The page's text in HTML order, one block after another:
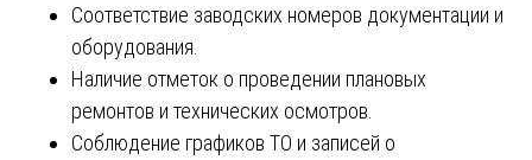
Соответствие заводских номеров документации и
оборудования.
Наличие отметок о проведении плановых
ремонтов и технических осмотров.
Соблюдение графиков ТО и записей о